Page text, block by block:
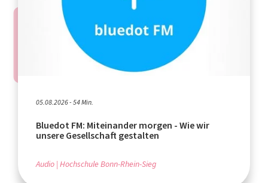
05.08.2026 - 54 Min.
Bluedot FM: Miteinander morgen - Wie wir
unsere Gesellschaft gestalten
Audio Hochschule Bonn-Rhein-Sieg